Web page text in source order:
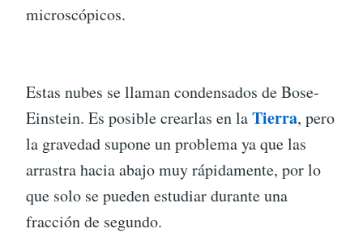
microscópicos.
Estas nubes se llaman condensados de Bose-
Einstein. Es posible crearlas en laTierra, pero
la gravedad supone un problema ya que las
arrastra hacia abajo muy rápidamente, por lo
que solo se pueden estudiar durante una
fracción de segundo.